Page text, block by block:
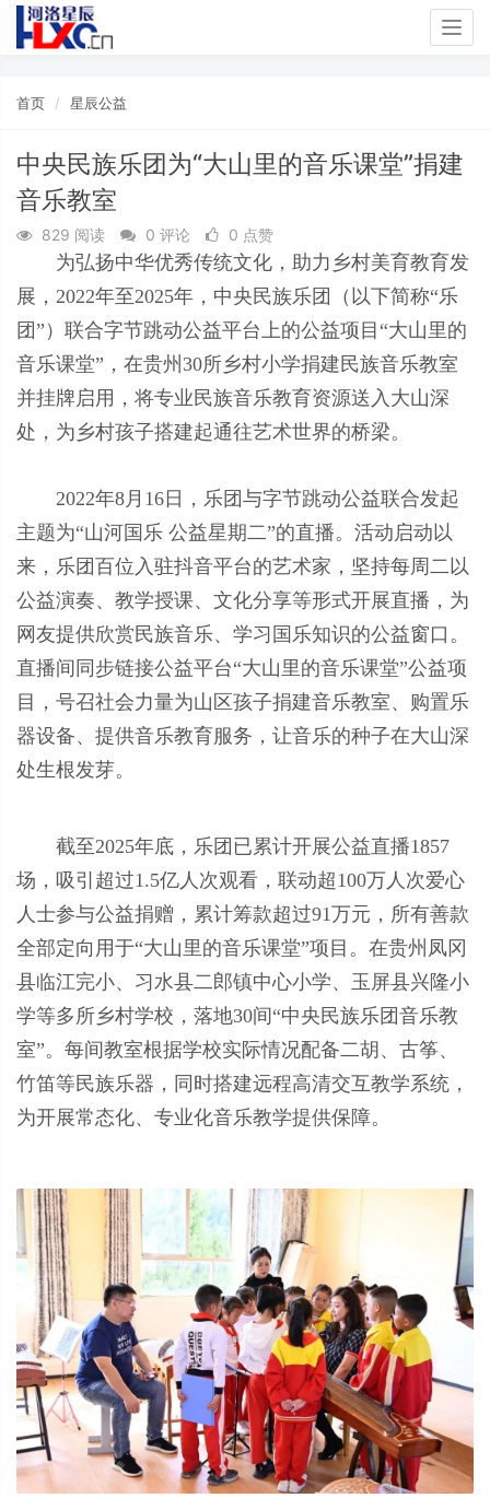
首页 星辰公益
中央民族乐团为“大山里的音乐课堂”捐建
音乐教室
829 阅读 0 评论 0 点赞
为弘扬中华优秀传统文化，助力乡村美育教育发
展，2022年至2025年，中央民族乐团（以下简称“乐
团”）联合字节跳动公益平台上的公益项目“大山里的
音乐课堂”，在贵州30所乡村小学捐建民族音乐教室
并挂牌启用，将专业民族音乐教育资源送入大山深
处，为乡村孩子搭建起通往艺术世界的桥梁。
2022年8月16日，乐团与字节跳动公益联合发起
主题为“山河国乐 公益星期二”的直播。活动启动以
来，乐团百位入驻抖音平台的艺术家，坚持每周二以
公益演奏、教学授课、文化分享等形式开展直播，为
网友提供欣赏民族音乐、学习国乐知识的公益窗口。
直播间同步链接公益平台“大山里的音乐课堂”公益项
目，号召社会力量为山区孩子捐建音乐教室、购置乐
器设备、提供音乐教育服务，让音乐的种子在大山深
处生根发芽。
截至2025年底，乐团已累计开展公益直播1857
场，吸引超过1.5亿人次观看，联动超100万人次爱心
人士参与公益捐赠，累计筹款超过91万元，所有善款
全部定向用于“大山里的音乐课堂”项目。在贵州凤冈
县临江完小、习水县二郎镇中心小学、玉屏县兴隆小
学等多所乡村学校，落地30间“中央民族乐团音乐教
室”。每间教室根据学校实际情况配备二胡、古筝、
竹笛等民族乐器，同时搭建远程高清交互教学系统，
为开展常态化、专业化音乐教学提供保障。